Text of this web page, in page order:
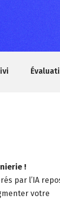
!
par l’IA
votre